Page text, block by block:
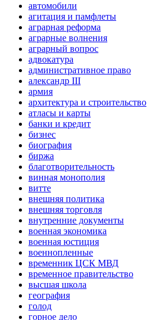
автомобили
агитация и памфлеты
аграрная реформа
аграрные волнения
аграрный вопрос
адвокатура
административное право
александр III
армия
архитектура и строительство
атласы и карты
банки и кредит
бизнес
биография
биржа
благотворительность
винная монополия
витте
внешняя политика
внешняя торговля
внутренние документы
военная экономика
военная юстиция
военнопленные
временник ЦСК МВД
временное правительство
высшая школа
география
голод
горное дело